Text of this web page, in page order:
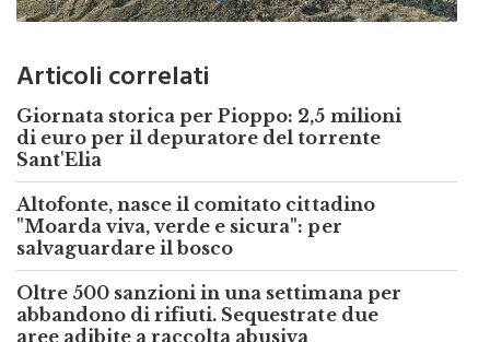
Giornata storica per Pioppo: 2,5 milioni
di euro per il depuratore del torrente
Sant'Elia
"Moarda viva, verde e sicura": per
salvaguardare il bosco
Oltre 500 sanzioni in una settimana per
abbandono di rifiuti. Sequestrate due
aree adibite a raccolta abusiva